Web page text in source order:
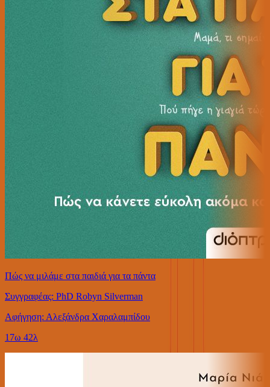
Πώς να μιλάμε στα παιδιά για τα πάντα
Συγγραφέας: PhD Robyn Silverman
Αφήγηση: Αλεξάνδρα Χαραλαμπίδου
17ω 42λ